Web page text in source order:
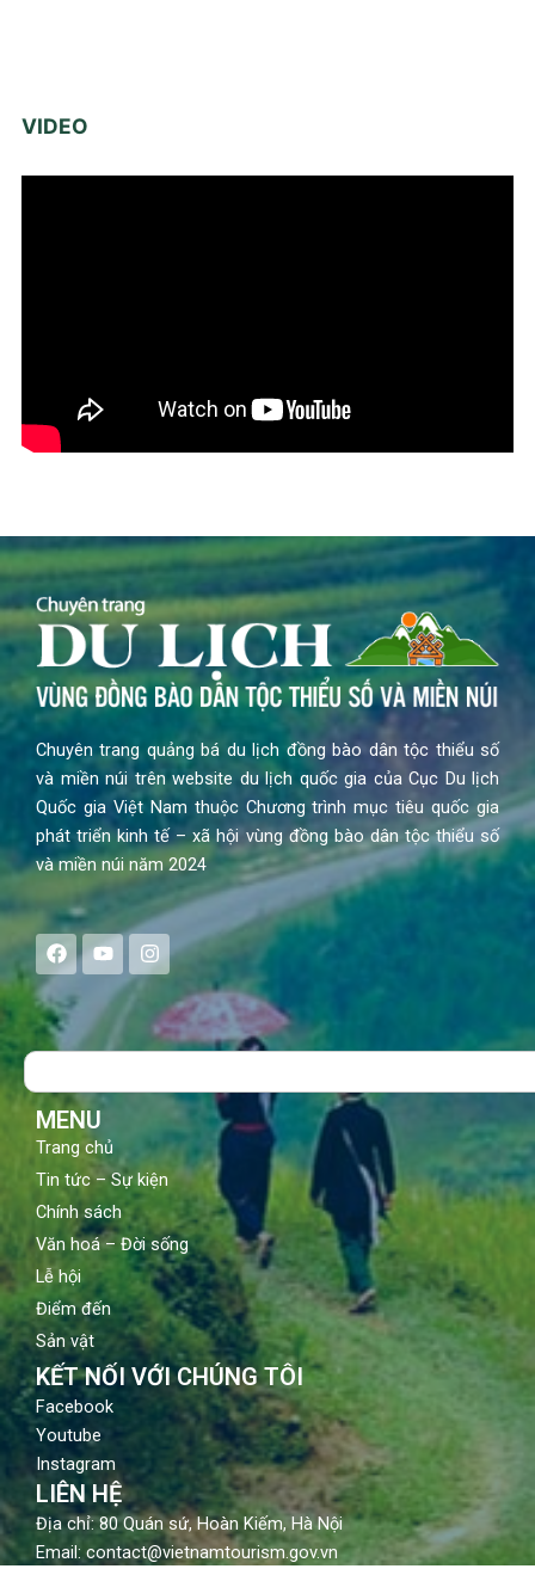
VIDEO
Chuyên trang quảng bá du lịch đồng bào dân tộc thiểu số
và miền núi trên website du lịch quốc gia của Cục Du lịch
Quốc gia Việt Nam thuộc Chương trình mục tiêu quốc gia
phát triển kinh tế – xã hội vùng đồng bào dân tộc thiểu số
và miền núi năm 2024
F
a
c
e
b
o
Y
o
u
t
u
b
I
n
s
a
g
Search
MENU
Trang chủ
Tin tức – Sự kiện
Chính sách
Văn hoá – Đời sống
Lễ hội
Điểm đến
Sản vật
KẾT NỐI VỚI CHÚNG TÔI
Facebook
Youtube
Instagram
LIÊN HỆ
Địa chỉ: 80 Quán sứ, Hoàn Kiếm, Hà Nội
Email: contact@vietnamtourism.gov.vn